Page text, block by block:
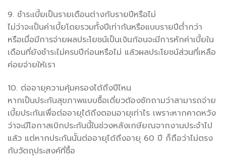
9. ชำระเบี้ยเป็นรายเดือนต่างกับรายปีหรือไม่
ไม่ว่าจะเป็นค่าเบี้ยโดยรวมทั้งปีเท่ากันหรือแบบรายปีต่ำกว่า
หรือเมื่อมีการจ่ายผลประโยชน์เป็นเงินก้อนจะมีการหักค่าเบี้ยใน
เดือนที่ยังชำระไม่ครบปีก่อนหรือไม่ แล้วผลประโยชน์ส่วนที่เหลือ
ค่อยจ่ายให้เรา
10. ต่ออายุความคุ้มครองได้ถึงปีไหน
หากเป็นประกันสุขภาพแบบซื้อเดี่ยวต้องซักถามว่าสามารถจ่าย
เบี้ยประกันเพื่อต่ออายุได้ถึงตอนอายุเท่าไร เพราะหากคาดหวัง
ว่าจะมีโอกาสเบิกประกันนี้ในช่วงหลังเกษียณจากงานประจำไป
แล้ว แต่หากประกันนั้นต่ออายุได้ถึงอายุ 60 ปี ก็ถือว่าไม่ตรง
กับวัตถุประสงค์ที่ซื้อ